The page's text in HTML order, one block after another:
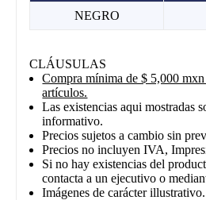
NEGRO
CLÁUSULAS
Compra mínima de $ 5,000
artículos.
Las existencias aqui mostradas
informativo.
Precios sujetos a cambio sin
Precios no incluyen IVA,
Si no hay existencias del
contacta a un ejecutivo o
Imágenes de carácter illustrativo.